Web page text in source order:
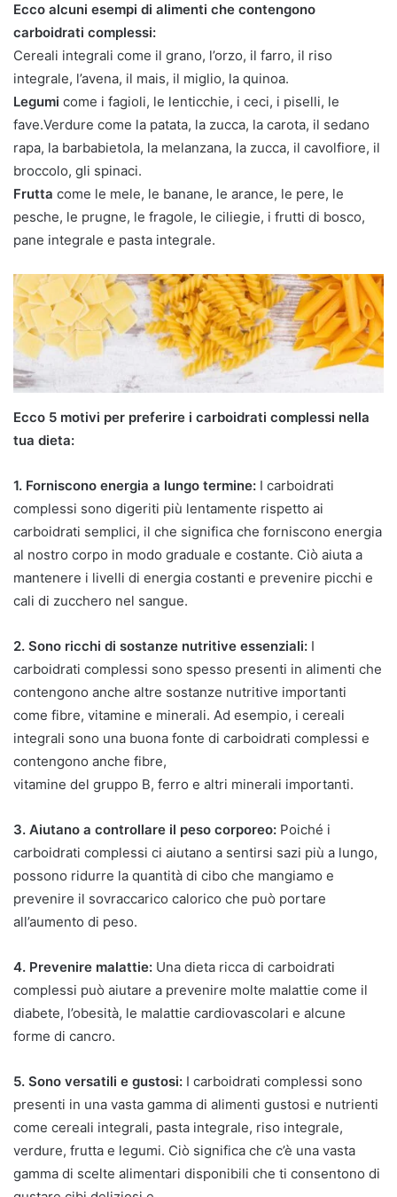
Ecco alcuni esempi di alimenti che contengono
carboidrati complessi:
Cereali integrali come il grano, l’orzo, il farro, il riso
integrale, l’avena, il mais, il miglio, la quinoa.
Legumi come i fagioli, le lenticchie, i ceci, i piselli, le
fave.Verdure come la patata, la zucca, la carota, il sedano
rapa, la barbabietola, la melanzana, la zucca, il cavolfiore, il
broccolo, gli spinaci.
Frutta come le mele, le banane, le arance, le pere, le
pesche, le prugne, le fragole, le ciliegie, i frutti di bosco,
pane integrale e pasta integrale.
Ecco 5 motivi per preferire i carboidrati complessi nella
tua dieta:
1. Forniscono energia a lungo termine: I carboidrati
complessi sono digeriti più lentamente rispetto ai
carboidrati semplici, il che significa che forniscono energia
al nostro corpo in modo graduale e costante. Ciò aiuta a
mantenere i livelli di energia costanti e prevenire picchi e
cali di zucchero nel sangue.
2. Sono ricchi di sostanze nutritive essenziali: I
carboidrati complessi sono spesso presenti in alimenti che
contengono anche altre sostanze nutritive importanti
come fibre, vitamine e minerali. Ad esempio, i cereali
integrali sono una buona fonte di carboidrati complessi e
contengono anche fibre,
vitamine del gruppo B, ferro e altri minerali importanti.
3. Aiutano a controllare il peso corporeo: Poiché i
carboidrati complessi ci aiutano a sentirsi sazi più a lungo,
possono ridurre la quantità di cibo che mangiamo e
prevenire il sovraccarico calorico che può portare
all’aumento di peso.
4. Prevenire malattie: Una dieta ricca di carboidrati
complessi può aiutare a prevenire molte malattie come il
diabete, l’obesità, le malattie cardiovascolari e alcune
forme di cancro.
5. Sono versatili e gustosi: I carboidrati complessi sono
presenti in una vasta gamma di alimenti gustosi e nutrienti
come cereali integrali, pasta integrale, riso integrale,
verdure, frutta e legumi. Ciò significa che c’è una vasta
gamma di scelte alimentari disponibili che ti consentono di